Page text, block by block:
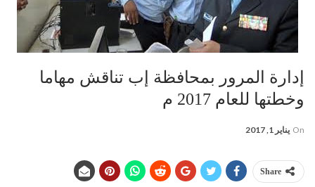
إدارة المرور بمحافظة إب تناقش مهاما
وخطتها للعام 2017 م
On يناير 1, 2017
Share